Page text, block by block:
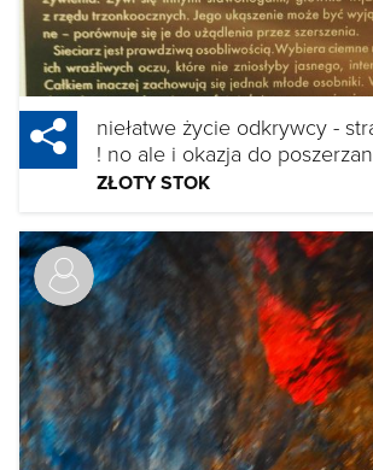
niełatwe życie odkrywcy -
! no ale i okazja do
ZŁOTY STOK